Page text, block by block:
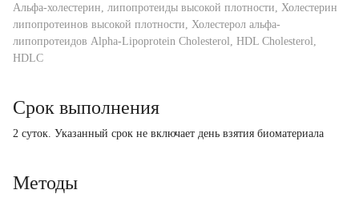
Альфа-холестерин, липопротеиды высокой плотности, Холестерин
липопротеинов высокой плотности, Холестерол альфа-
липопротеидов Alpha-Lipoprotein Cholesterol, HDL Cholesterol,
HDLC
Срок выполнения
2 суток. Указанный срок не включает день взятия биоматериала
Методы